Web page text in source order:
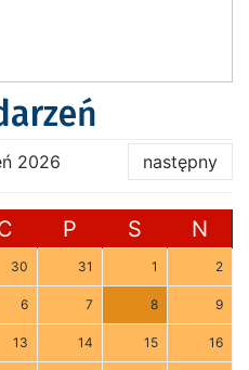
2026 następny
P S N
30 31 1 2
6 7 8 9
13 14 15 16